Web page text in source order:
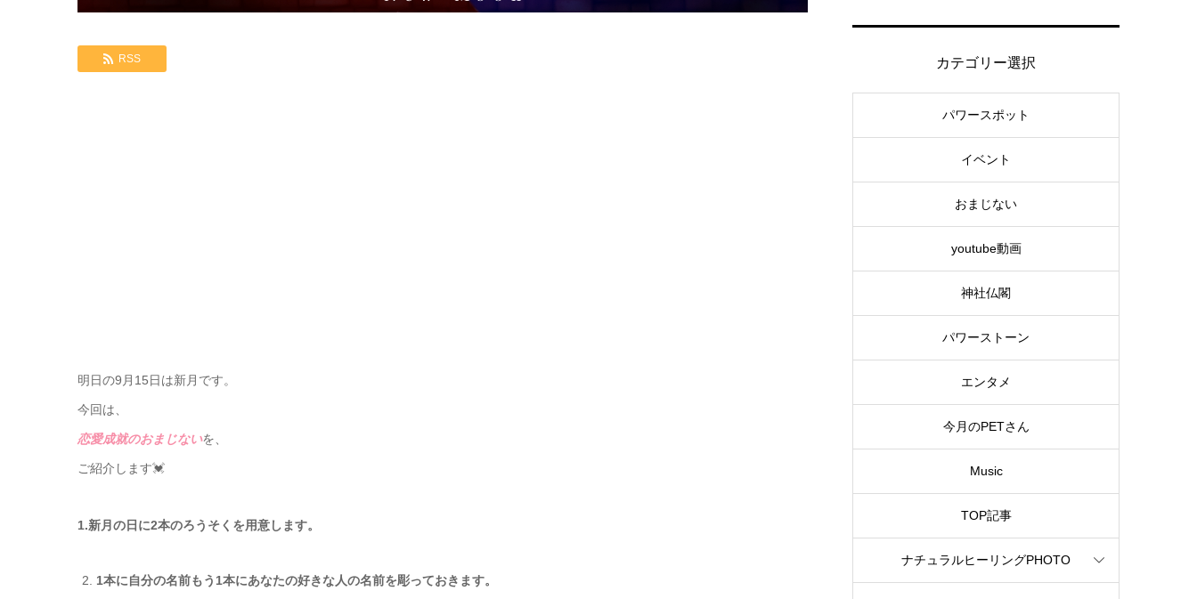
RSS
明日の9月15日は新月です。
今回は、
恋愛成就のおまじないを、
ご紹介します💓
1.新月の日に2本のろうそくを用意します。
1本に自分の名前もう1本にあなたの好きな人の名前を彫っておきます。
カテゴリー選択
パワースポット
イベント
おまじない
youtube動画
神社仏閣
パワーストーン
エンタメ
今月のPETさん
Music
TOP記事
ナチュラルヒーリングPHOTO